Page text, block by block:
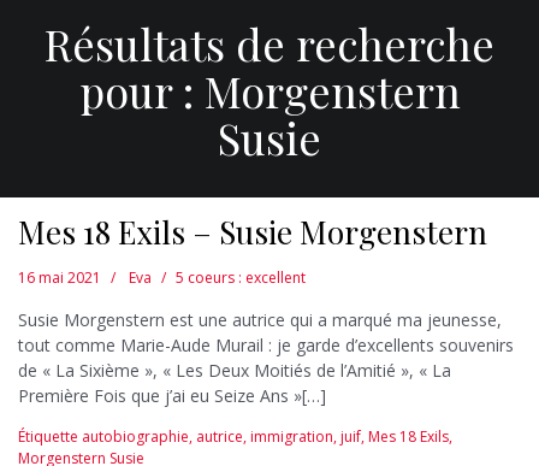
Résultats de recherche
pour : Morgenstern
Susie
Mes 18 Exils – Susie Morgenstern
16 mai 2021 Eva 5 coeurs : excellent
Susie Morgenstern est une autrice qui a marqué ma jeunesse,
tout comme Marie-Aude Murail : je garde d’excellents souvenirs
de « La Sixième », « Les Deux Moitiés de l’Amitié », « La
Première Fois que j’ai eu Seize Ans »[…]
Étiquette autobiographie, autrice,immigration,juif,Mes 18 Exils,
Morgenstern Susie